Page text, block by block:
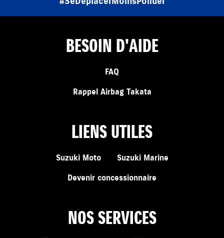
BESOIN D'AIDE
FAQ
Rappel Airbag Takata
LIENS UTILES
Suzuki Moto
Suzuki Marine
Devenir concessionnaire
NOS SERVICES